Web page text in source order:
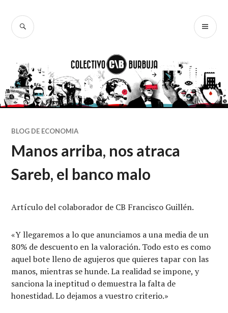
contenido
BUSCAR
BLOG DE ECONOMIA
Manos arriba, nos atraca
Sareb, el banco malo
Artículo del colaborador de CB Francisco Guillén.
«Y llegaremos a lo que anunciamos a una media de un
80% de descuento en la valoración. Todo esto es como
aquel bote lleno de agujeros que quieres tapar con las
manos, mientras se hunde. La realidad se impone, y
sanciona la ineptitud o demuestra la falta de
honestidad. Lo dejamos a vuestro criterio.»